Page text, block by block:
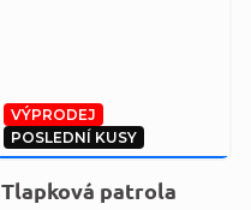
VÝPRODEJ
POSLEDNÍ KUSY
Tlapková patrola